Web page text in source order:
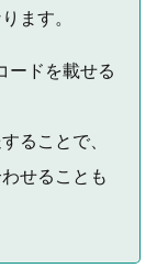
ます。
ードを載せる
ることで、
せることも